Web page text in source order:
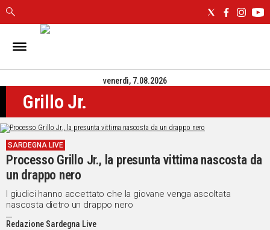
IN
CAGLIARI
SASSARI
NUORO
ORISTANO
SULCIS
GALLURA
OGLIASTRA
MEDIO
CAMPIDANO
venerdì, 7.08.2026
Grillo Jr.
SARDEGNA LIVE
Processo Grillo Jr., la presunta vittima nascosta da
un drappo nero
I giudici hanno accettato che la giovane venga ascoltata
nascosta dietro un drappo nero
Redazione Sardegna Live